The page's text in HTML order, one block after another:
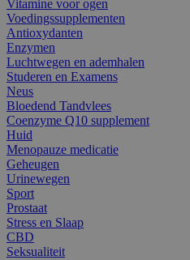
Vitamine voor ogen
Voedingssupplementen
Antioxydanten
Enzymen
Luchtwegen en ademhalen
Studeren en Examens
Neus
Bloedend Tandvlees
Coenzyme Q10 supplement
Huid
Menopauze medicatie
Geheugen
Urinewegen
Sport
Prostaat
Stress en Slaap
CBD
Seksualiteit